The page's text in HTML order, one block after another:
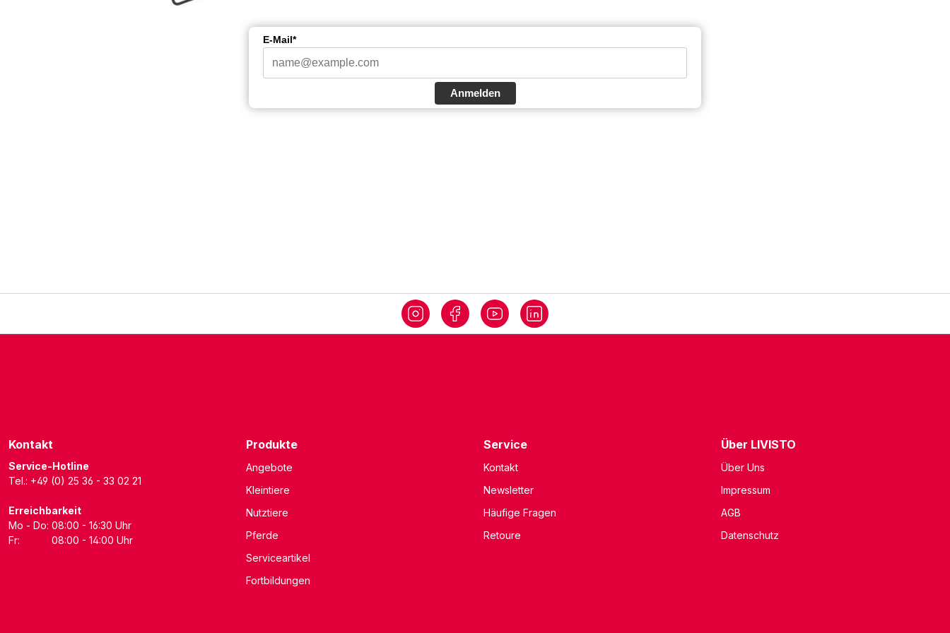
E-Mail*
Anmelden
Kontakt
Service-Hotline
Tel.: +49 (0) 25 36 - 33 02 21
Erreichbarkeit
Mo - Do:
Fr:
08:00 - 16:30 Uhr
08:00 - 14:00 Uhr
Produkte
Angebote
Kleintiere
Nutztiere
Pferde
Serviceartikel
Fortbildungen
Service
Kontakt
Newsletter
Häufige Fragen
Retoure
Über LIVISTO
Über Uns
Impressum
AGB
Datenschutz